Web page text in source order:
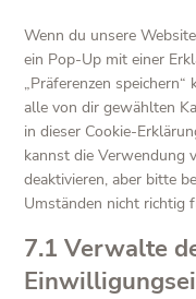
Wenn du unsere
ein Pop-Up mit einer
„Präferenzen
alle von dir gewählten
in dieser Cookie-
kannst die Verwendung
deaktivieren, aber bitte
Umständen nicht richtig
7.1 Verwalte